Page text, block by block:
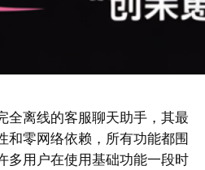
全离线的客服聊天助手，其最
和零网络依赖，所有功能都围
多用户在使用基础功能一段时